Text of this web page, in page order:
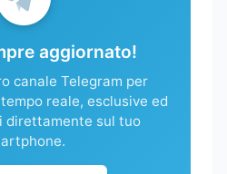
aggiornato!
canale Telegram per
reale, esclusive ed
direttamente sul tuo